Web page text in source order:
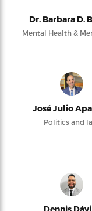
Dr. Barbara D.
Mental Health &
José Julio
Politics and
Dennis